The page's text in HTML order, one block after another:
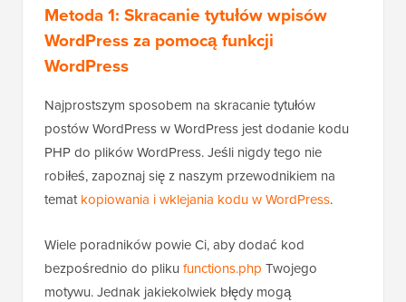
Metoda 1: Skracanie tytułów wpisów
WordPress za pomocą funkcji
WordPress
Najprostszym sposobem na skracanie tytułów
postów WordPress w WordPress jest dodanie kodu
PHP do plików WordPress. Jeśli nigdy tego nie
robiłeś, zapoznaj się z naszym przewodnikiem na
tematkopiowania i wklejania kodu w WordPress.
Wiele poradników powie Ci, aby dodać kod
bezpośrednio do pliku functions.php Twojego
motywu. Jednak jakiekolwiek błędy mogą